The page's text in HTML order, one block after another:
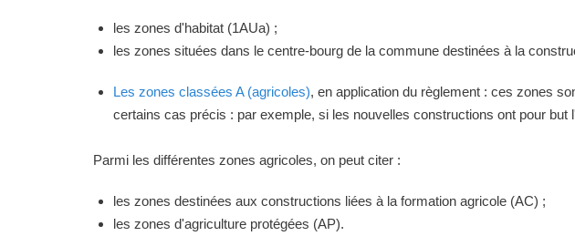
les zones d'habitat (1AUa) ;
les zones situées dans le centre-bourg de la commune destinées à la
Les zones classées A (agricoles), en application du règlement : ces zones
certains cas précis : par exemple, si les nouvelles constructions ont pour but
Parmi les différentes zones agricoles, on peut citer :
les zones destinées aux constructions liées à la formation agricole (AC) ;
les zones d'agriculture protégées (AP).